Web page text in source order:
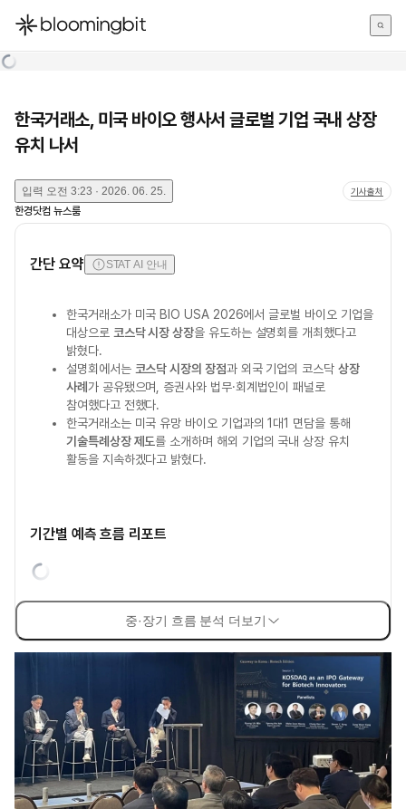
한국어
한국거래소, 미국 바이오 행사서 글로벌 기업 국내 상장
유치 나서
입력 오전 3:23 · 2026. 06. 25. 기사출처
한경닷컴 뉴스룸
간단 요약 STAT AI 안내
한국거래소가 미국 BIO USA 2026에서 글로벌 바이오 기업을
대상으로 코스닥 시장 상장을 유도하는 설명회를 개최했다고
밝혔다.
설명회에서는 코스닥 시장의 장점과 외국 기업의 코스닥 상장
사례 가 공유됐으며, 증권사와 법무·회계법인이 패널로
참여했다고 전했다.
한국거래소는 미국 유망 바이오 기업과의 1대1 면담을 통해
기술특례상장 제도를 소개하며 해외 기업의 국내 상장 유치
활동을 지속하겠다고 밝혔다.
기간별 예측 흐름 리포트
중·장기 흐름 분석 더보기